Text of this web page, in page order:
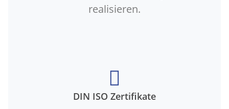
realisieren.
DIN ISO Zertifikate